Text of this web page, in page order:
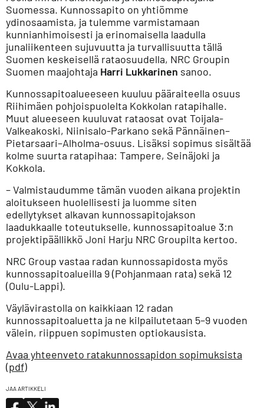
Suomessa. Kunnossapito on yhtiömme
ydinosaamista, ja tulemme varmistamaan
kunnianhimoisesti ja erinomaisella laadulla
junaliikenteen sujuvuutta ja turvallisuutta tällä
Suomen keskeisellä rataosuudella, NRC Groupin
Suomen maajohtaja Harri Lukkarinen sanoo.
Kunnossapitoalueeseen kuuluu pääraiteella osuus
Riihimäen pohjoispuolelta Kokkolan ratapihalle.
Muut alueeseen kuuluvat rataosat ovat Toijala-
Valkeakoski, Niinisalo-Parkano sekä Pännäinen–
Pietarsaari–Alholma-osuus. Lisäksi sopimus sisältää
kolme suurta ratapihaa: Tampere, Seinäjoki ja
Kokkola.
– Valmistaudumme tämän vuoden aikana projektin
aloitukseen huolellisesti ja luomme siten
edellytykset alkavan kunnossapitojakson
laadukkaalle toteutukselle, kunnossapitoalue 3:n
projektipäällikkö Joni Harju NRC Groupilta kertoo.
NRC Group vastaa radan kunnossapidosta myös
kunnossapitoalueilla 9 (Pohjanmaan rata) sekä 12
(Oulu-Lappi).
Väylävirastolla on kaikkiaan 12 radan
kunnossapitoaluetta ja ne kilpailutetaan 5–9 vuoden
välein, riippuen sopimusten optiokausista.
Avaa yhteenveto ratakunnossapidon sopimuksista
(pdf)
JAA ARTIKKELI